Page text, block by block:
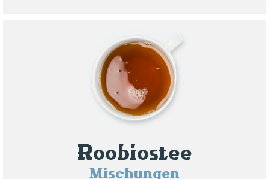
Roobiostee
Mischungen